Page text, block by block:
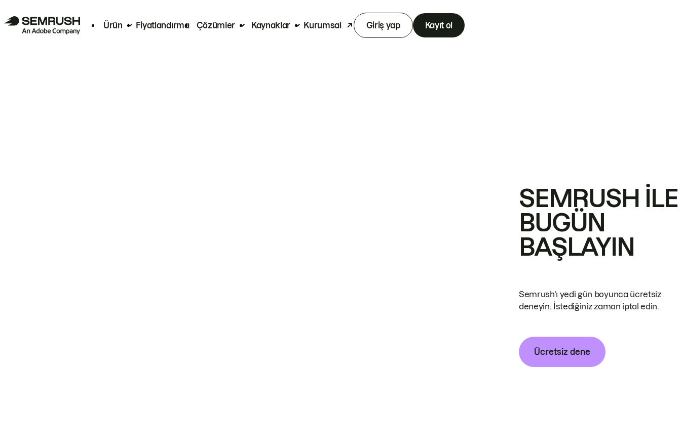
Ürün Fiyatlandırma Çözümler Kaynaklar Kurumsal Giriş yap Kayıt ol
SEMRUSH ILE
BUGÜN
BAŞLAYIN
Semrush'ı yedi gün boyunca ücretsiz
deneyin. İstediğiniz zaman iptal edin.
Ücretsiz dene